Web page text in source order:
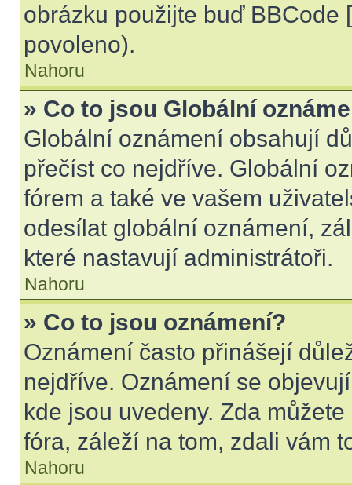
obrázku použijte buď BBCode
povoleno).
Nahoru
» Co to jsou Globální
Globální oznámení obsahují
přečíst co nejdříve. Globální
fórem a také ve vašem
odesílat globální oznámení,
které nastavují administrátoři.
Nahoru
» Co to jsou oznámení?
Oznámení často přinášejí
nejdříve. Oznámení se
kde jsou uvedeny. Zda
fóra, záleží na tom, zdali vám
Nahoru